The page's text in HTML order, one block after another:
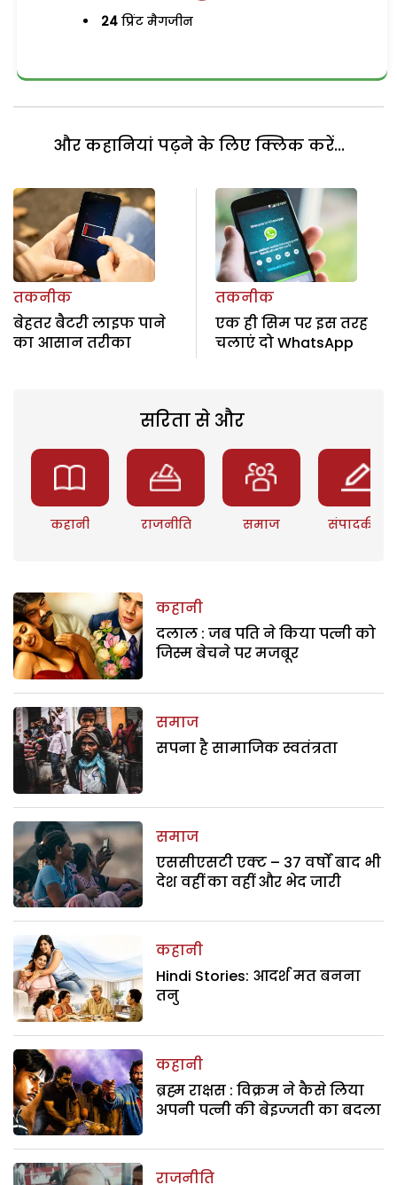
24 प्रिंट मैगजीन
और कहानियां पढ़ने के लिए क्लिक करें...
तकनीक
बेहतर बैटरी लाइफ पाने
का आसान तरीका
तकनीक
एक ही सिम पर इस तरह
चलाएं दो WhatsApp
सरिता से और
कहानी राजनीति समाज संपादकीय
कहानी
दलाल : जब पति ने किया पत्नी को
जिस्म बेचने पर मजबूर
समाज
सपना है सामाजिक स्वतंत्रता
समाज
एससीएसटी एक्ट – 37 वर्षों बाद भी
देश वहीं का वहीं और भेद जारी
कहानी
Hindi Stories: आदर्श मत बनना
तनु
कहानी
ब्रह्म राक्षस : विक्रम ने कैसे लिया
अपनी पत्नी की बेइज्जती का बदला
राजनीति